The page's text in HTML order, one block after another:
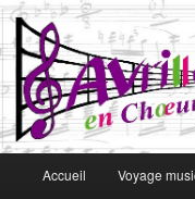
Aller
au
contenu
principalAvrillé en
Vous aimez chanter,
principal
Accueil Voyage